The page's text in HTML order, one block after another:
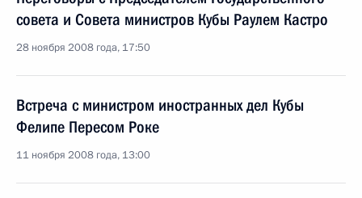
совета и Совета министров Кубы Раулем Кастро
28 ноября 2008 года, 17:50
Встреча с министром иностранных дел Кубы
Фелипе Пересом Роке
11 ноября 2008 года, 13:00